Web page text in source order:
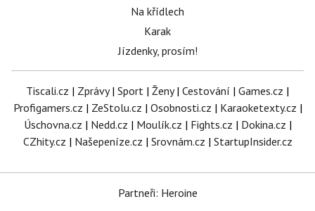
Na křídlech
Karak
Jízdenky, prosím!
Tiscali.cz | Zprávy| Sport | Ženy| Cestování | Games.cz |
Profigamers.cz | ZeStolu.cz | Osobnosti.cz | Karaoketexty.cz |
Úschovna.cz | Nedd.cz | Moulík.cz | Fights.cz | Dokina.cz |
CZhity.cz | Našepeníze.cz | Srovnám.cz | StartupInsider.cz
Partneři: Heroine